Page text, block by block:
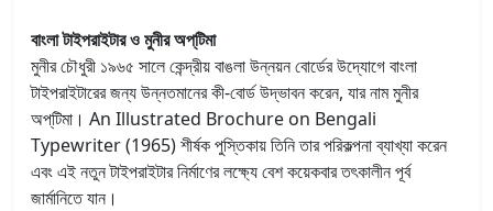
বাংলা টাইপরাইটার ও মুনীর অপ্‌টিমা
মুনীর চৌধুরী ১৯৬৫ সালে কেন্দ্রীয় বাঙলা উন্নয়ন বোর্ডের উদ্যোগে বাংলা
টাইপরাইটারের জন্য উন্নতমানের কী-বোর্ড উদ্ভাবন করেন, যার নাম মুনীর
অপ্‌টিমা। An Illustrated Brochure on Bengali
Typewriter (1965) শীর্ষক পুস্তিকায় তিনি তার পরিকল্পনা ব্যাখ্যা করেন
এবং এই নতুন টাইপরাইটার নির্মাণের লক্ষ্যে বেশ কয়েকবার তৎকালীন পূর্ব
জার্মানিতে যান।